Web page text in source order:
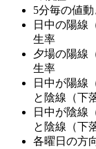
5分毎の値
日中の陽線
生率
夕場の陽線
生率
日中が陽線
と陰線（下
日中が陰線
と陰線（下
各曜日の方